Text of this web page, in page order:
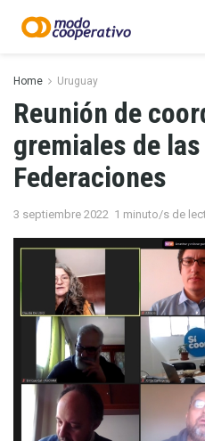
Home Uruguay
Reunión de
gremiales de
Federaciones
3 septiembre 2022 1 minuto/s de